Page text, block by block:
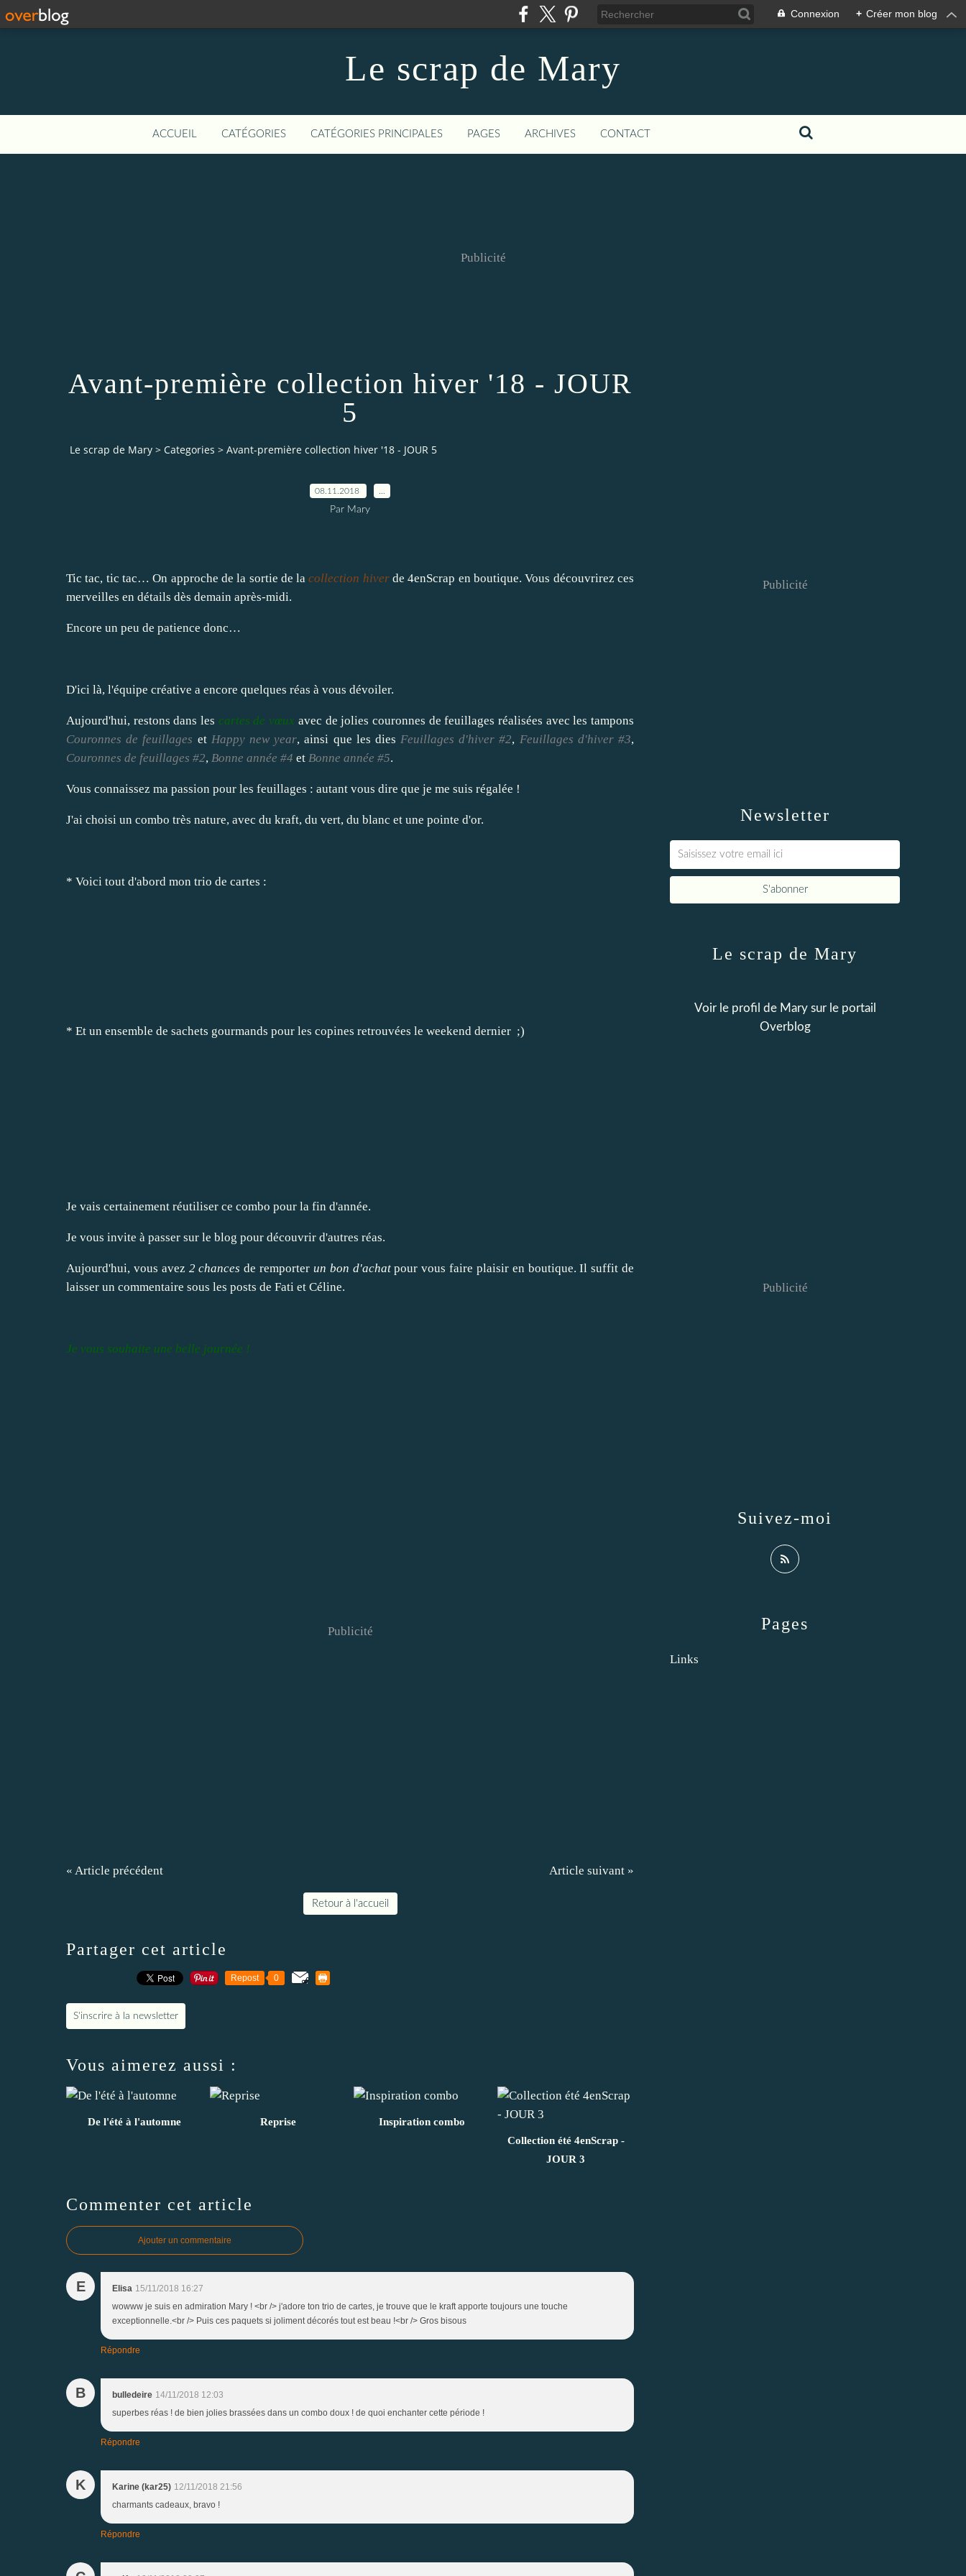
Connexion + Créer mon blog
Le scrap de Mary
ACCUEIL CATÉGORIES CATÉGORIES PRINCIPALES PAGES ARCHIVES CONTACT
Publicité
Avant-première collection hiver '18 - JOUR
5
Le scrap de Mary > Categories > Avant-première collection hiver '18 - JOUR 5
08.11.2018
Par Mary
Tic tac, tic tac… On approche de la sortie de lacollection hiverde4enScrap en boutique. Vous découvrirez ces
merveilles en détails dès demain après-midi.
Encore un peu de patience donc…
D'ici là, l'équipe créative a encore quelques réas à vous dévoiler.
Aujourd'hui, restons dans les cartes de vœux avec de jolies couronnes de feuillages réalisées avec les tampons
Couronnes de feuillages et Happy new year, ainsi que les dies Feuillages d'hiver #2, Feuillages d'hiver #3,
Couronnes de feuillages #2, Bonne année #4 et Bonne année #5.
Vous connaissez ma passion pour les feuillages : autant vous dire que je me suis régalée !
J'ai choisi un combo très nature, avec du kraft, du vert, du blanc et une pointe d'or.
* Voici tout d'abord mon trio de cartes :
* Et un ensemble de sachets gourmands pour les copines retrouvées le weekend dernier ;)
Je vais certainement réutiliser ce combo pour la fin d'année.
Je vous invite à passer sur le blog pour découvrir d'autres réas.
Aujourd'hui, vous avez 2 chances de remporter un bon d'achatpour vous faire plaisir en boutique. Il suffit de
laisser un commentaire sous les posts de Fati et Céline.
Je vous souhaite une belle journée !
Publicité
« Article précédent Article suivant »
Retour à l'accueil
Partager cet article
Repost 0
S'inscrire à la newsletter
Vous aimerez aussi :
De l'été à l'automne Reprise
Inspiration combo
Collection été 4enScrap -
JOUR 3
Commenter cet article
Ajouter un commentaire
E Elisa 15/11/2018 16:27
wowww je suis en admiration Mary ! <br /> j'adore ton trio de cartes, je trouve que le kraft apporte toujours une touche
exceptionnelle.<br /> Puis ces paquets si joliment décorés tout est beau !<br /> Gros bisous
Répondre
B bulledeire 14/11/2018 12:03
superbes réas ! de bien jolies brassées dans un combo doux ! de quoi enchanter cette période !
Répondre
K Karine (kar25) 12/11/2018 21:56
charmants cadeaux, bravo !
Répondre
Newsletter
Publicité
Pages
Links
Le scrap de Mary
Voir le profil de Marysur le portail
Overblog
Suivez-moi
Publicité